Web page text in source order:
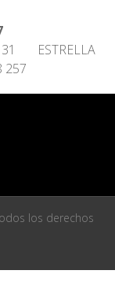
ESTRELLA
257
los derechos